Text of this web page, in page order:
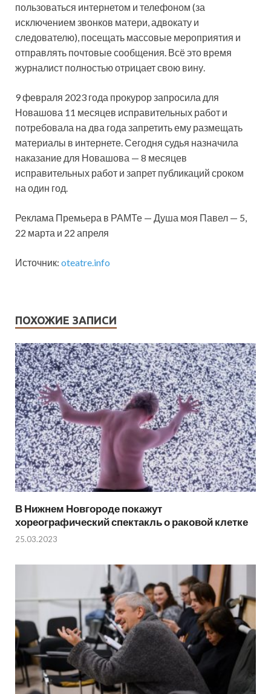
пользоваться интернетом и телефоном (за
исключением звонков матери, адвокату и
следователю), посещать массовые мероприятия и
отправлять почтовые сообщения. Всё это время
журналист полностью отрицает свою вину.
9 февраля 2023 года прокурор запросила для
Новашова 11 месяцев исправительных работ и
потребовала на два года запретить ему размещать
материалы в интернете. Сегодня судья назначила
наказание для Новашова — 8 месяцев
исправительных работ и запрет публикаций сроком
на один год.
Реклама Премьера в РАМТе — Душа моя Павел — 5,
22 марта и 22 апреля
Источник: oteatre.info
ПОХОЖИЕ ЗАПИСИ
В Нижнем Новгороде покажут
хореографический спектакль о раковой клетке
25.03.2023